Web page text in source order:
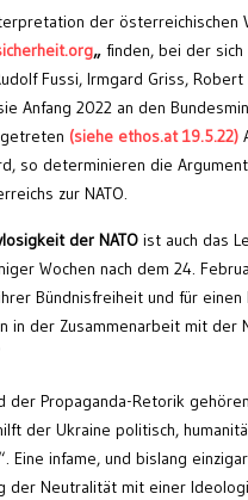
der österreichischen
„ finden, bei der
Fussi, Irmgard Griss,
Anfang 2022 an den
(siehe ethos.at 19.5.22)
so determinieren die
zur NATO.
der NATO ist auch das
Wochen nach dem 24.
Bündnisfreiheit und für
in der Zusammenarbeit mit der
der Propaganda-Retorik
der Ukraine politisch,
Eine infame, und bislang
der Neutralität mit einer